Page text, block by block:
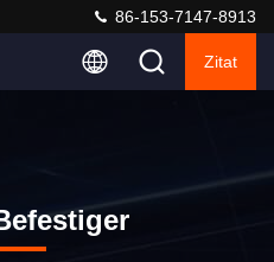
86-153-7147-8913
Zitat